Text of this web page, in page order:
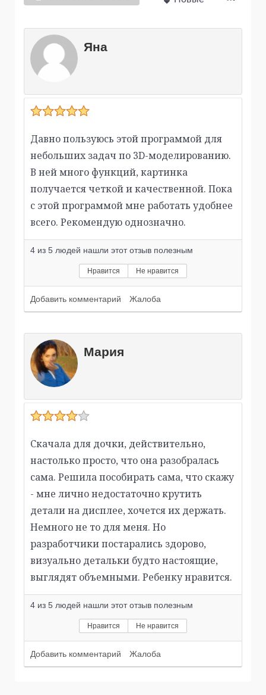
Яна
Давно пользуюсь этой программой для
небольших задач по 3D-моделированию.
В ней много функций, картинка
получается четкой и качественной. Пока
с этой программой мне работать удобнее
всего. Рекомендую однозначно.
4 из 5 людей нашли этот отзыв полезным
Нравится Не нравится
Добавить комментарий Жалоба
Мария
Скачала для дочки, действительно,
настолько просто, что она разобралась
сама. Решила пособирать сама, что скажу
- мне лично недостаточно крутить
детали на дисплее, хочется их держать.
Немного не то для меня. Но
разработчики постарались здорово,
визуально детальки будто настоящие,
выглядят объемными. Ребенку нравится.
4 из 5 людей нашли этот отзыв полезным
Нравится Не нравится
Добавить комментарий Жалоба